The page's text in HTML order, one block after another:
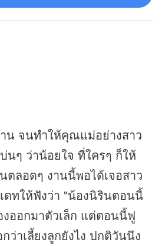
น จนทำให้คุณแม่อย่างสาว
ๆ ว่าน้อยใจ ที่ใครๆ ก็ให้
ตลอดๆ งานนี้พอได้เจอสาว
ดทให้ฟังว่า "น้องนิรินตอนนี้
งออกมาตัวเล็ก แต่ตอนนี้ฟู
าเลี้ยงลูกยังไง ปกติวันนึง